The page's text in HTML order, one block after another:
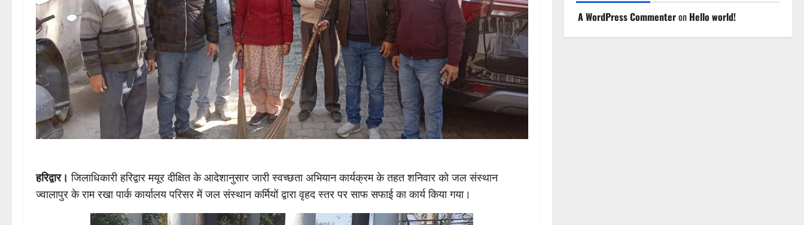
हरिद्वार। जिलाधिकारी हरिद्वार मयूर दीक्षित के आदेशानुसार जारी स्वच्छता अभियान कार्यक्रम के तहत शनिवार को जल संस्थान
ज्वालापुर के राम रखा पार्क कार्यालय परिसर में जल संस्थान कर्मियों द्वारा वृहद स्तर पर साफ सफाई का कार्य किया गया।
A WordPress Commenteron Hello world!